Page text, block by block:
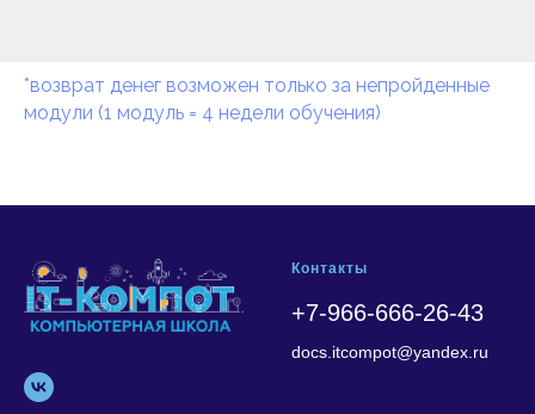
*возврат денег возможен только за непройденные
модули (1 модуль = 4 недели обучения)
Контакты
+7-966-666-26-43
docs.itcompot@yandex.ru